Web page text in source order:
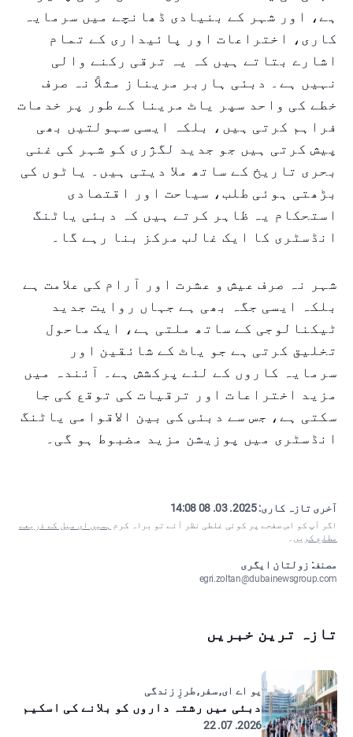
ہے، اور شہر کے بنیادی ڈھانچے میں سرمایہ
کاری، اختراعات اور پائیداری کے تمام
اشارے بتاتے ہیں کہ یہ ترقی رکنے والی
نہیں ہے۔ دبئی ہاربر مریناز مثلاً نہ صرف
خطے کی واحد سپر یاٹ مرینا کے طور پر خدمات
فراہم کرتی ہیں، بلکہ ایسی سہولتیں بھی
پیش کرتی ہیں جو جدید لگژری کو شہر کی غنی
بحری تاریخ کے ساتھ ملا دیتی ہیں۔ یاٹوں کی
بڑھتی ہوئی طلب، سیاحت اور اقتصادی
استحکام یہ ظاہر کرتے ہیں کہ دبئی یاٹنگ
انڈسٹری کا ایک غالب مرکز بنا رہے گا۔
شہر نہ صرف عیش و عشرت اور آرام کی علامت ہے
بلکہ ایسی جگہ بھی ہے جہاں روایت جدید
ٹیکنالوجی کے ساتھ ملتی ہے، ایک ماحول
تخلیق کرتی ہے جو یاٹ کے شائقین اور
سرمایہ کاروں کے لئے پرکشش ہے۔ آئندہ میں
مزید اختراعات اور ترقیات کی توقع کی جا
سکتی ہے، جس سے دبئی کی بین الاقوامی یاٹنگ
انڈسٹری میں پوزیشن مزید مضبوط ہو گی۔
آخری تازہ کاری:2025. 03. 08 14:08
اگر آپ کو اس صفحے پر کوئی غلطی نظر آئے تو براہ کرم ہمیں ای میل کے ذریعے
مطلع کریں ۔
مصنف: زولتان ایگری
egri.zoltan@dubainewsgroup.com
تازہ ترین خبریں
یو اے ای, سفر, طرزِ زندگی
دبئی میں رشتہ داروں کو بلانے کی اسکیم
2026. 07. 22